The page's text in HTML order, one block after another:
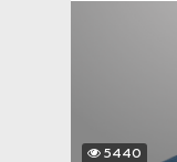
5440